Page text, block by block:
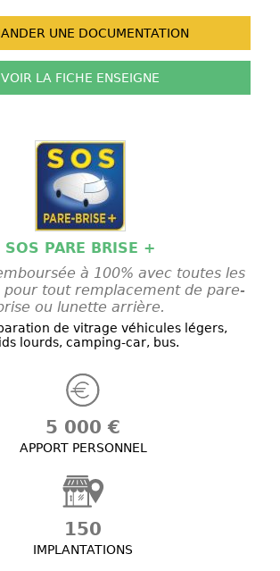
UNE DOCUMENTATION
VOIR LA FICHE ENSEIGNE
SOS PARE BRISE +
à 100% avec toutes les
pour tout remplacement de pare-
ou lunette arrière.
de vitrage véhicules légers,
lourds, camping-car, bus.
5 000 €
APPORT PERSONNEL
150
IMPLANTATIONS